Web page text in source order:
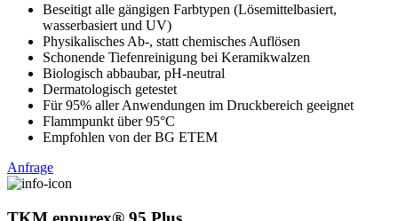
Beseitigt alle gängigen Farbtypen (Lösemittelbasiert,
wasserbasiert und UV)
Physikalisches Ab-, statt chemisches Auflösen
Schonende Tiefenreinigung bei Keramikwalzen
Biologisch abbaubar, pH-neutral
Dermatologisch getestet
Für 95% aller Anwendungen im Druckbereich geeignet
Flammpunkt über 95°C
Empfohlen von der BG ETEM
Anfrage